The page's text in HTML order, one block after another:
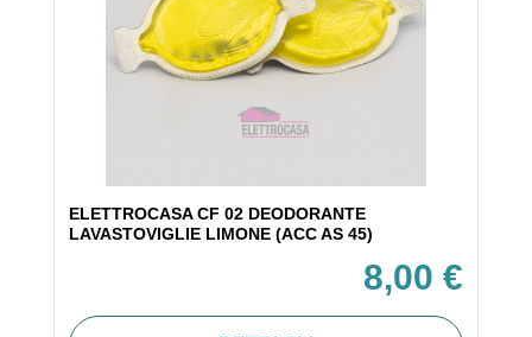
ELETTROCASA CF 02 DEODORANTE
LAVASTOVIGLIE LIMONE (ACC AS 45)
8,00 €